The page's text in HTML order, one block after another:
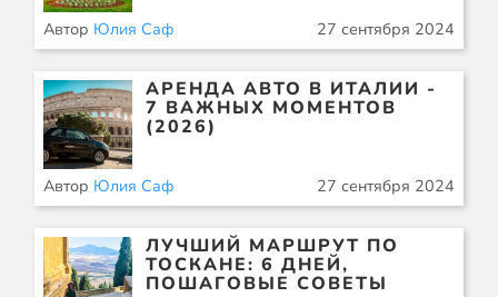
Автор Юлия Саф 27 сентября 2024
АРЕНДА АВТО В ИТАЛИИ -
7 ВАЖНЫХ МОМЕНТОВ
(2026)
Автор Юлия Саф 27 сентября 2024
ЛУЧШИЙ МАРШРУТ ПО
ТОСКАНЕ: 6 ДНЕЙ,
ПОШАГОВЫЕ СОВЕТЫ